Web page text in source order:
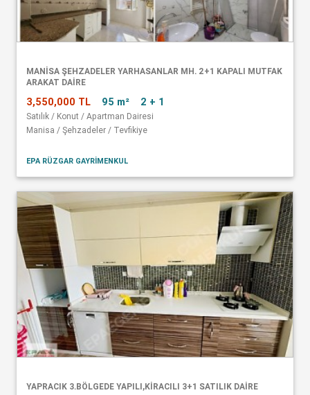
MANISA ŞEHZADELER YARHASANLAR MH. 2+1 KAPALI MUTFAK
ARAKAT DAIRE
3,550,000 TL 95 m² 2 + 1
Satılık / Konut / Apartman Dairesi
Manisa / Şehzadeler / Tevfikiye
EPA RÜZGAR GAYRİMENKUL
YAPRACIK 3.BÖLGEDE YAPILI,KİRACILI 3+1 SATILIK DAİRE